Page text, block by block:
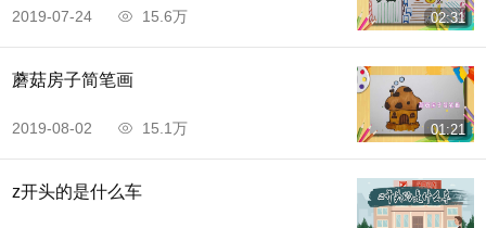
02:31
2019-07-24 15.6万
01:21
蘑菇房子简笔画
2019-08-02 15.1万
z开头的是什么车